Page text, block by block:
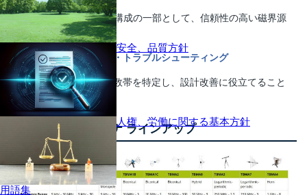
安全、品質方針
人権、労働に関する基本方針
用語集
RS101に準拠した試験構成の一部として、信頼性の高い磁界源
を提供。
低周波磁界の影響評価・トラブルシューティング
機器が誤動作する周波数帯を特定し、設計改善に役立てること
が可能。
Tekbox測定アンテナ ラインアップ